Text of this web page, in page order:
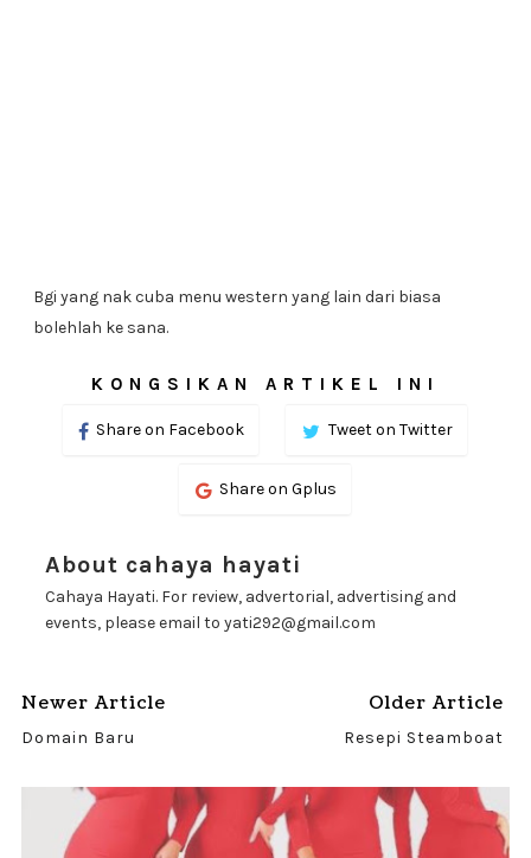
Bgi yang nak cuba menu western yang lain dari biasa
bolehlah ke sana.
KONGSIKAN ARTIKEL INI
Share on Facebook Tweet on Twitter
Share on Gplus
About cahaya hayati
Cahaya Hayati. For review, advertorial, advertising and
events, please email to yati292@gmail.com
Newer Article
Domain Baru
Older Article
Resepi Steamboat